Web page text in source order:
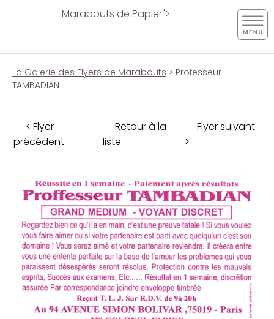
Marabouts de Papier">
La Galerie des Flyers de Marabouts > Professeur
TAMBADIAN
< Flyer
précédent
Retour à la
liste
Flyer suivant
>